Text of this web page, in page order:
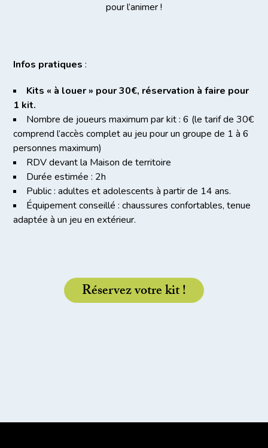
pour l’animer !
Infos pratiques :
Kits « à louer » pour 30€, réservation à faire pour
1 kit.
Nombre de joueurs maximum par kit : 6 (le tarif de 30€
comprend l’accès complet au jeu pour un groupe de 1 à 6
personnes maximum)
RDV devant la Maison de territoire
Durée estimée : 2h
Public : adultes et adolescents à partir de 14 ans.
Équipement conseillé : chaussures confortables, tenue
adaptée à un jeu en extérieur.
Réservez votre kit !